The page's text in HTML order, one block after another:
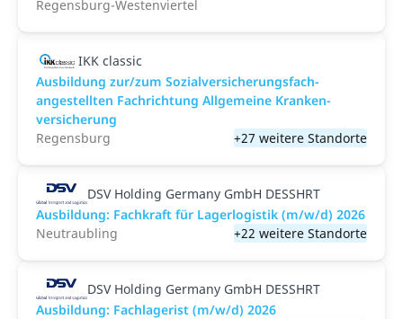
Regensburg-Westenviertel
IKK classic
Aus­bild­ung zur/zum Sozial­versicher­ungs­fach­
angestellten­ Fach­richtung All­gemeine Kranken­
versicher­ung
Regensburg
+27 weitere Standorte
DSV Holding Germany GmbH DESSHRT
Ausbildung: Fachkraft für Lagerlogistik (m/w/d) 2026
Neutraubling
+22 weitere Standorte
DSV Holding Germany GmbH DESSHRT
Ausbildung: Fachlagerist (m/w/d) 2026